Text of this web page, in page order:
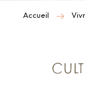
Accueil